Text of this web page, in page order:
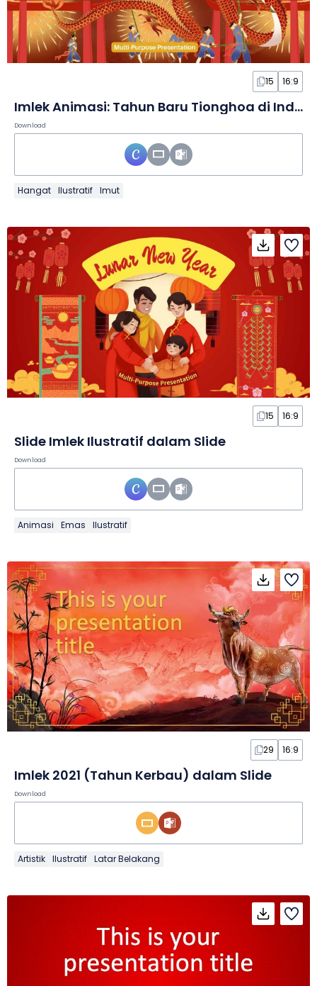
15 16:9
Imlek Animasi: Tahun Baru Tionghoa di Indonesia dalam Slide
Download
Hangat Ilustratif Imut
15 16:9
Slide Imlek Ilustratif dalam Slide
Download
Animasi Emas Ilustratif
29 16:9
Imlek 2021 (Tahun Kerbau) dalam Slide
Download
Artistik Ilustratif Latar Belakang